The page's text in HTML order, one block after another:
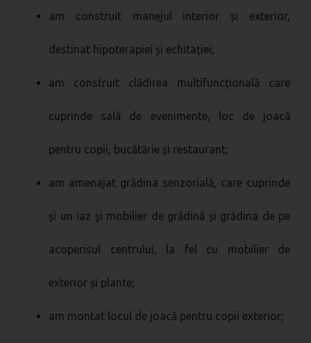
am construit manejul interior și exterior,
destinat hipoterapiei și echitației;
am construit clădirea multifuncțională care
cuprinde sală de evenimente, loc de joacă
pentru copii, bucătărie și restaurant;
am amenajat grădina senzorială, care cuprinde
și un iaz și mobilier de grădină și grădina de pe
acoperisul centrului, la fel cu mobilier de
exterior și plante;
am montat locul de joacă pentru copii exterior;